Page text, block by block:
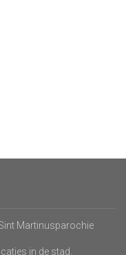
Martinusparochie
in de stad.